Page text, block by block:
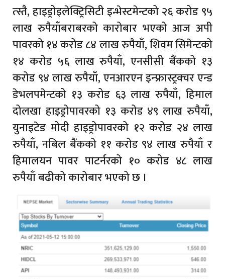
त्स्तै, हाइड्रोइलेक्ट्रिसिटी इन्भेस्टमेन्टको २६ करोड ९५
लाख रुपैयाँबराबरको कारोबार भएको आज अपी
पावरको १४ करोड ८४ लाख रुपैयाँ, शिवम सिमेन्टको
१४ करोड ५६ लाख रुपैयाँ, एनसीसी बैंकको १३
करोड ९४ लाख रुपैयाँ, एनआरएन इन्फ्रास्ट्रक्चर एन्ड
डेभलपमेन्टको १३ करोड ६३ लाख रुपैयाँ, हिमाल
दोलखा हाइड्रोपावरको १३ करोड ४९ लाख रुपैयाँ,
युनाइटेड मोदी हाइड्रोपावरको १२ करोड २४ लाख
रुपैयाँ, नबिल बैंकको ११ करोड ९४ लाख रुपैयाँ र
हिमालयन पावर पाटर्नरको १० करोड ४८ लाख
रुपैयाँ बढीको कारोबार भएको छ ।